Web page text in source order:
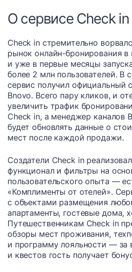
О сервисе Check in
Check in стремительно
рынок онлайн-бронирования в
и уже в первые месяцы
более 2 млн пользователей. В
сервис получил официальный
Bnovo. Всего пару кликов, и
увеличить трафик
Check in, а менеджер каналов
будет обновлять данные о
мест после каждой продажи.
Создатели Check in
функционал и фильтры на
пользовательского опыта —
«Комплименты от отелей».
с объектами размещения
апартаменты, гостевые дома,
Путешественникам Check in
обзоры мест проживания,
и программу лояльности — за
и квестов гость получает